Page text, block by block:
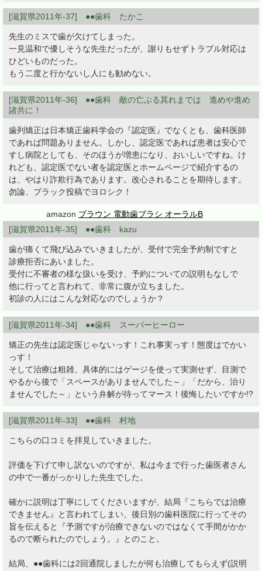
[滋賀県2011年-37] ●●歯科 たかこ
先生のミスで歯が欠けてしまった。
一見温和で優しそうな先生だったが、謝りもせずトラブル対応は
ひどいものだった。
もう二度と行かないし人にも勧めない。
[滋賀県2011年-36] ●●歯科 敵の亡ぶる其れまでは 進めや進め
諸共に！
歯列矯正は日本矯正歯科学会の『認定医』でなくとも、歯科医師
であれば問題ありません。しかし、認定医であれば患者は安心で
すし病院としても、そのほうが増患になり、おいしいですね。け
れども、認定医でない者を認定医とホームページで紹介するの
は、やはり詐欺行為であります。改心されることを期待します。
勿論、ブラック投稿でヨロシク！
amazon ブラウン 電動歯ブラシ オーラルB
[滋賀県2011年-35] ●●歯科 kazu
歯が痛くて飛び込みでいきましたが、受付で完全予約制ですと
診療拒否にあいました。
受付に不審者の様な扱いを受け、予約についての説明もなしで
他に行ってと言われて、非常に腹が立ちました。
初診の人にはこんな対応なのでしょうか？
[滋賀県2011年-34] ●●歯科 スーパーヒーロー
矯正の先生は認定医じゃないっす！これ事実っす！態度はでかい
っす！
そして治療は粗雑、具体的にはゲージを使って実測せず、目測で
やるから後で「スペースがありませんでした～」「だから、治り
ませんでした～」という弁解が待ってマース！後悔したいですか!?
[滋賀県2011年-33] ●●歯科 村地
こちらの口コミを拝見していきました。
評価を下げて申し訳ないのですが、私は今まで行った歯医者さん
の中で一番がっかりした先生でした。
確かに説明は丁寧にしてくださいますが、結局『こちらでは治療
できません』と言われてしまい、後日別の歯科医院に行ってその
旨を伝えると『予測ですが治療できないのではなくて手間がかか
るので断られたのでしょう。』とのこと。
結局、●●歯科には2回通院しましたが何も治療してもらえず(説明